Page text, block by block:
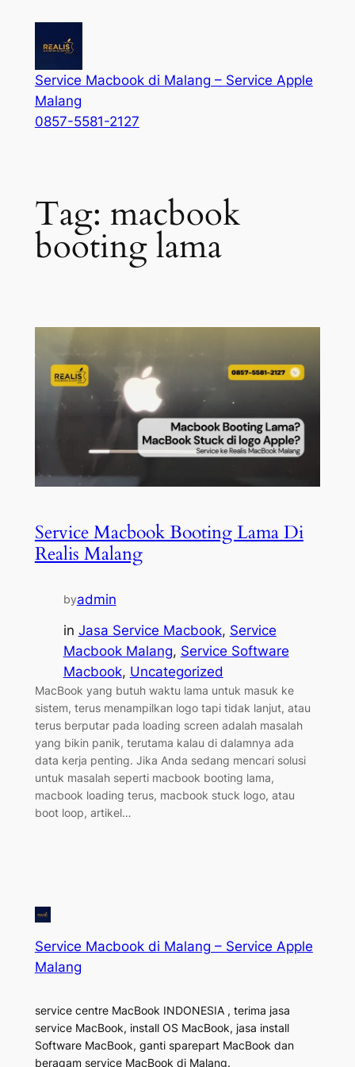
Service Macbook di Malang – Service Apple
Malang
0857-5581-2127
Tag: macbook
booting lama
Service Macbook Booting Lama Di
Realis Malang
byadmin
in Jasa Service Macbook, Service
Macbook Malang, Service Software
Macbook, Uncategorized
MacBook yang butuh waktu lama untuk masuk ke
sistem, terus menampilkan logo tapi tidak lanjut, atau
terus berputar pada loading screen adalah masalah
yang bikin panik, terutama kalau di dalamnya ada
data kerja penting. Jika Anda sedang mencari solusi
untuk masalah seperti macbook booting lama,
macbook loading terus, macbook stuck logo, atau
boot loop, artikel…
Service Macbook di Malang – Service Apple
Malang
service centre MacBook INDONESIA , terima jasa
service MacBook, install OS MacBook, jasa install
Software MacBook, ganti sparepart MacBook dan
beragam service MacBook di Malang.